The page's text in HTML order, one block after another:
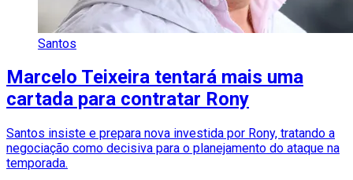
Santos
Marcelo Teixeira tentará mais uma
cartada para contratar Rony
Santos insiste e prepara nova investida por Rony, tratando a
negociação como decisiva para o planejamento do ataque na
temporada.